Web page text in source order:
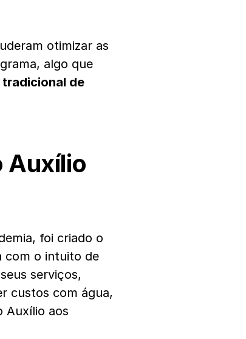
otimizar as
algo que
tradicional de
Auxílio
foi criado o
com o intuito de
serviços,
custos com água,
Auxílio aos